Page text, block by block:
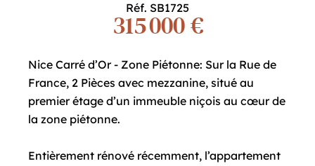
Réf. SB1725
315 000 €
Nice Carré d’Or - Zone Piétonne: Sur la Rue de
France, 2 Pièces avec mezzanine, situé au
premier étage d’un immeuble niçois au cœur de
la zone piétonne.
Entièrement rénové récemment, l’appartement